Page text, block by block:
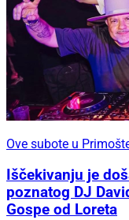
Ove subote u
Iščekivanju je
poznatog DJ
Gospe od Loreta